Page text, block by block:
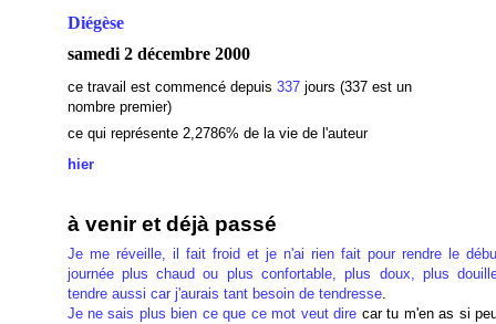
Diégèse
samedi 2 décembre 2000
ce travail est commencé depuis 337jours (337 est un
nombre premier)
ce qui représente 2,2786% de la vie de l'auteur
hier
à venir et déjà passé
Je me réveille, il fait froid et je n'ai rien fait pour rendre le
journée plus chaud ou plus confortable, plus doux, plus
tendre aussi car j'aurais tant besoin de tendresse.
Je ne sais plus bien ce que ce mot veut dire car tu m'en as si